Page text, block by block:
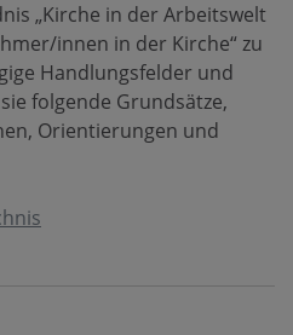
„Kirche in der Arbeitswelt
innen in der Kirche“ zu
Handlungsfelder und
folgende Grundsätze,
Orientierungen und